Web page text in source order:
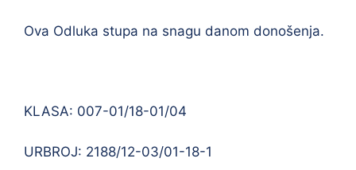
Ova Odluka stupa na snagu danom donošenja.
KLASA: 007-01/18-01/04
URBROJ: 2188/12-03/01-18-1